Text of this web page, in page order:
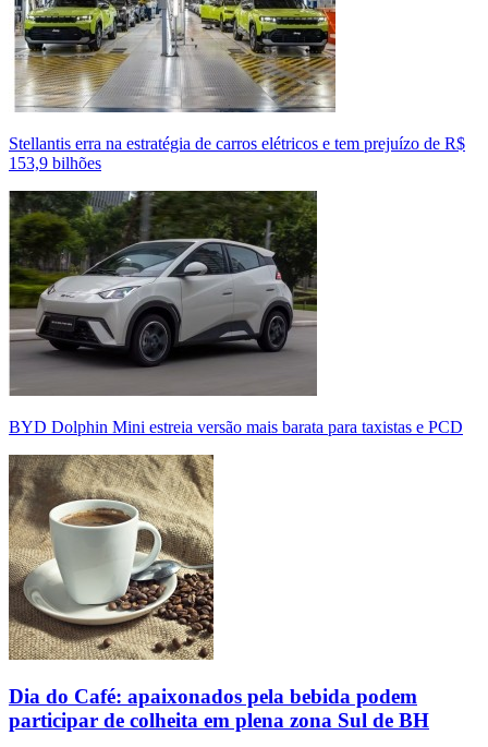
Stellantis erra na estratégia de carros elétricos e tem prejuízo de R$
153,9 bilhões
BYD Dolphin Mini estreia versão mais barata para taxistas e PCD
Dia do Café: apaixonados pela bebida podem
participar de colheita em plena zona Sul de BH